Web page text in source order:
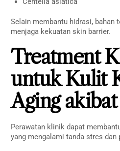
Selain membantu hidrasi, bahan
menjaga kekuatan skin barrier.
Treatment
untuk Kulit
Aging akibat
Perawatan klinik dapat
yang mengalami tanda stres dan